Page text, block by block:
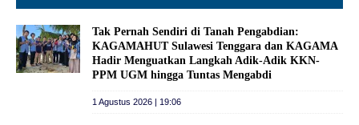
Tak Pernah Sendiri di Tanah Pengabdian:
KAGAMAHUT Sulawesi Tenggara dan KAGAMA
Hadir Menguatkan Langkah Adik-Adik KKN-
PPM UGM hingga Tuntas Mengabdi
1 Agustus 2026 | 19:06